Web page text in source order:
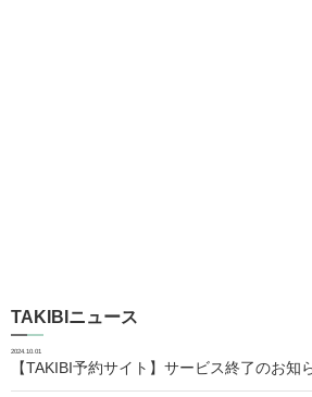
TAKIBIニュース
2024.10.01
【TAKIBI予約サイト】サービス終了のお知